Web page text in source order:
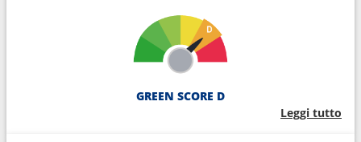
GREEN SCORE D
Leggi tutto